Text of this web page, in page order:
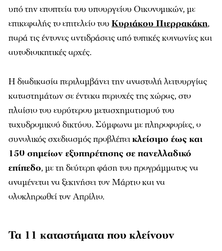
υπό την εποπτεία του υπουργείου Οικονομικών, με
επικεφαλής το επιτελείο του Κυριάκου Πιερρακάκη,
παρά τις έντονες αντιδράσεις από τοπικές κοινωνίες και
αυτοδιοικητικές αρχές.
Η διαδικασία περιλαμβάνει την αναστολή λειτουργίας
καταστημάτων σε έντεκα περιοχές της χώρας, στο
πλαίσιο του ευρύτερου μετασχηματισμού του
ταχυδρομικού δικτύου. Σύμφωνα με πληροφορίες, ο
συνολικός σχεδιασμός προβλέπεικλείσιμο έως και
150 σημείων εξυπηρέτησης σε πανελλαδικό
επίπεδο, με τη δεύτερη φάση του προγράμματος να
αναμένεται να ξεκινήσει τον Μάρτιο και να
ολοκληρωθεί τον Απρίλιο.
Τα 11 καταστήματα που κλείνουν